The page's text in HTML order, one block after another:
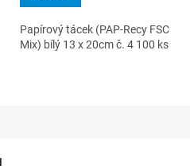
Papírový tácek (PAP-Recy FSC
Mix) bílý 13 x 20cm č. 4 100 ks